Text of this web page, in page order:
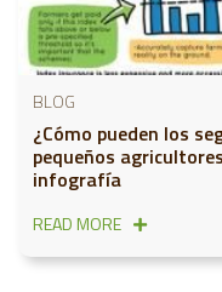
BLOG
¿Cómo pueden los
pequeños
infografía
READ MORE